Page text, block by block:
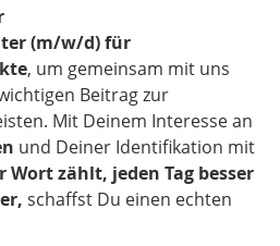
(m/w/d)für
, um gemeinsam mit uns
Beitrag zur
Mit Deinem Interesse an
und Deiner Identifikation mit
Wort zählt, jeden Tag besser
schaffst Du einen echten